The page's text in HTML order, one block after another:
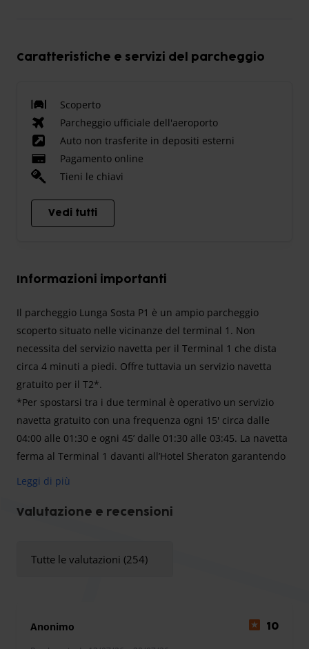
Caratteristiche e servizi del parcheggio
Scoperto
Parcheggio ufficiale dell'aeroporto
Auto non trasferite in depositi esterni
Pagamento online
Tieni le chiavi
Vedi tutti
Informazioni importanti
Il parcheggio Lunga Sosta P1 è un ampio parcheggio
scoperto situato nelle vicinanze del terminal 1. Non
necessita del servizio navetta per il Terminal 1 che dista
circa 4 minuti a piedi. Offre tuttavia un servizio navetta
gratuito per il T2*.
*Per spostarsi tra i due terminal è operativo un servizio
navetta gratuito con una frequenza ogni 15' circa dalle
04:00 alle 01:30 e ogni 45’ dalle 01:30 alle 03:45. La navetta
ferma al Terminal 1 davanti all’Hotel Sheraton garantendo
all'Hotel Sheraton
Leggi di più
Valutazione e recensioni
Tutte le valutazioni (254)
Anonimo 10